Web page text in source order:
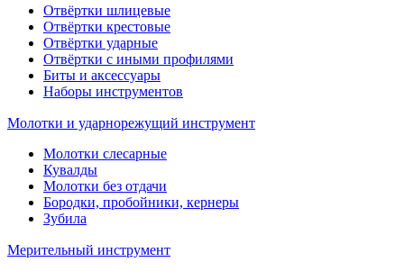
Отвёртки шлицевые
Отвёртки крестовые
Отвёртки ударные
Отвёртки с иными профилями
Биты и аксессуары
Наборы инструментов
Молотки и ударнорежущий инструмент
Молотки слесарные
Кувалды
Молотки без отдачи
Бородки, пробойники, кернеры
Зубила
Мерительный инструмент